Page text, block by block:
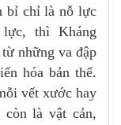
bỉ chỉ là nỗ lực
thì Kháng
những va đập
hóa bản thể.
vết xước hay
còn là vật cản,